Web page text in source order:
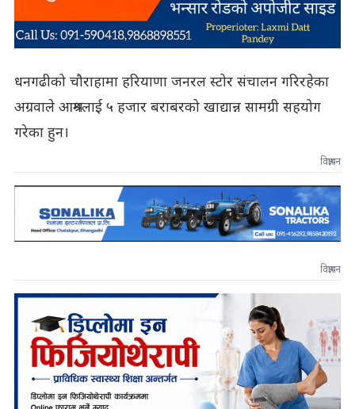
धनगढीको चौराहामा हरियाणा जनरल स्टोर संचालन गरिरहेका
अग्रवाले आश्रमलाई ५ हजार बराबरको खाद्यान्न सामग्री सहयोग
गरेका हुन।
विज्ञापन
विज्ञापन